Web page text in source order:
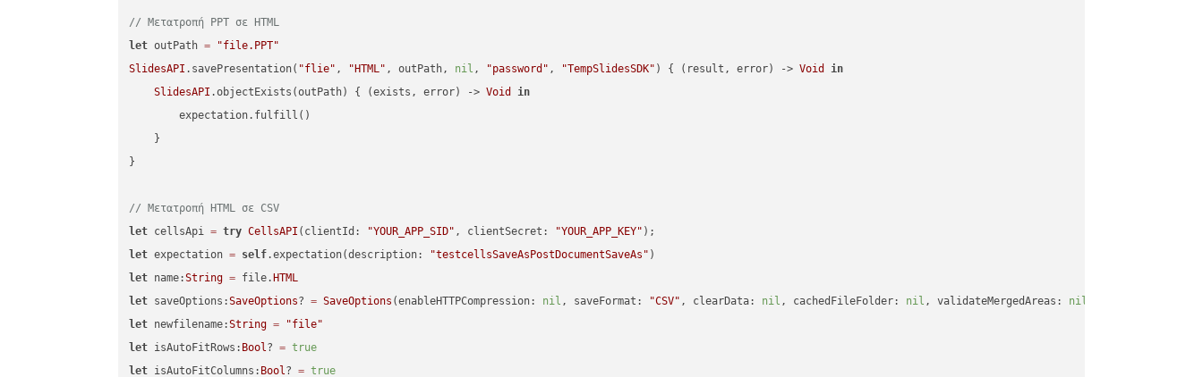
// Μετατροπή PPT σε HTML
let outPath =
"file.PPT"
SlidesAPI .savePresentation( "flie" , "HTML" , outPath, nil , "password" , "TempSlidesSDK" ) { (result, error) -> Void
in
SlidesAPI .objectExists(outPath) { (exists, error) -> Void
in
        expectation.fulfill()
    }
}
// Μετατροπή HTML σε CSV
let cellsApi = try CellsAPI (clientId: "YOUR_APP_SID" , clientSecret: "YOUR_APP_KEY"
let expectation = self.expectation(description: "testcellsSaveAsPostDocumentSaveAs"
let name:String = file. HTML
let saveOptions:SaveOptions? = SaveOptions (enableHTTPCompression: nil , saveFormat: "CSV" , clearData: nil , cachedFileFolder: nil , validateMergedAreas: nil
let newfilename:String =
"file"
let isAutoFitRows: Bool? = true
let isAutoFitColumns: Bool? = true